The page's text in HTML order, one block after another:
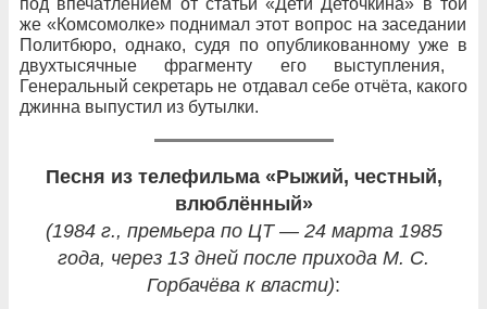
же «Комсомолке» поднимал этот вопрос на заседании
Политбюро, однако, судя по опубликованному уже в
двухтысячные фрагменту его
выступления,
Генеральный секретарь не отдавал себе отчёта, какого
джинна выпустил из бутылки.
Песня из телефильма «Рыжий, честный,
влюблённый»
(1984 г., премьера по ЦТ — 24 марта 1985
года, через 13 дней после прихода М. С.
Горбачёва к власти):